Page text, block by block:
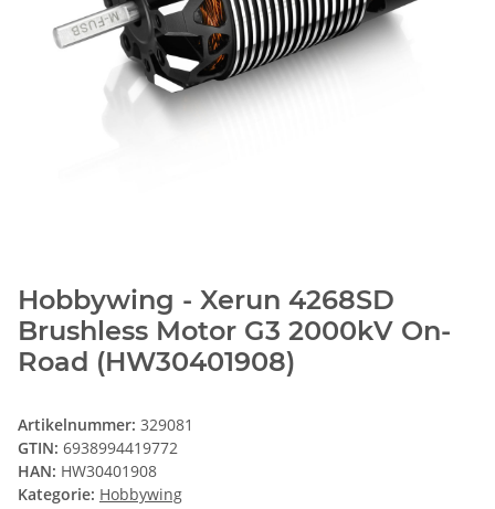
Hobbywing - Xerun 4268SD
Brushless Motor G3 2000kV On-
Road (HW30401908)
Artikelnummer: 329081
GTIN: 6938994419772
HAN: HW30401908
Kategorie: Hobbywing